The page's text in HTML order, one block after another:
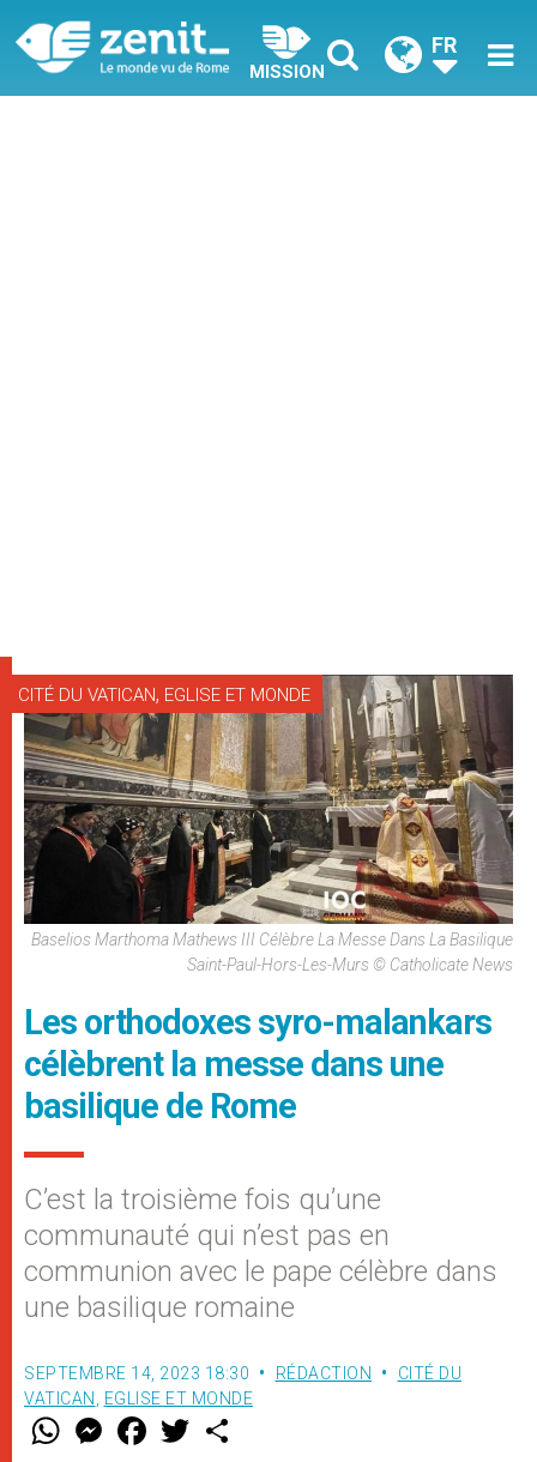
MISSION
FR
CITÉ DU VATICAN, EGLISE ET MONDE
Baselios Marthoma Mathews III Célèbre La Messe Dans La Basilique
Saint-Paul-Hors-Les-Murs © Catholicate News
Les orthodoxes syro-malankars
célèbrent la messe dans une
basilique de Rome
C’est la troisième fois qu’une
communauté qui n’est pas en
communion avec le pape célèbre dans
une basilique romaine
SEPTEMBRE 14, 2023 18:30 RÉDACTION
CITÉ DU
VATICAN
EGLISE ET MONDE
W M
e
F
a w